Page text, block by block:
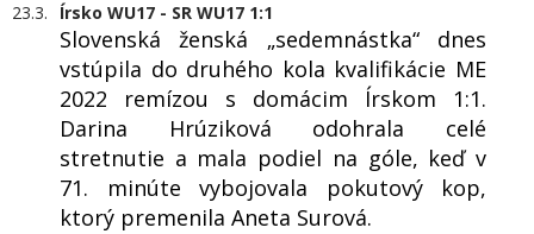
23.3. Írsko WU17 - SR WU17 1:1
Slovenská ženská „sedemnástka“ dnes
vstúpila do druhého kola kvalifikácie ME
2022 remízou s domácim Írskom 1:1.
Darina Hrúziková odohrala celé
stretnutie a mala podiel na góle, keď v
71. minúte vybojovala pokutový kop,
ktorý premenila Aneta Surová.